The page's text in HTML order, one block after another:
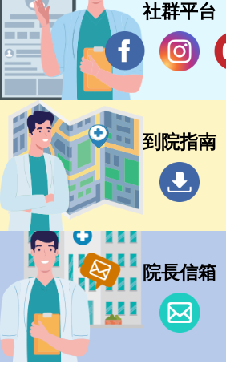
社群平台
到院指南
院長信箱